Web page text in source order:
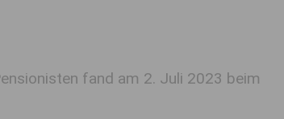
fand am 2. Juli 2023 beim